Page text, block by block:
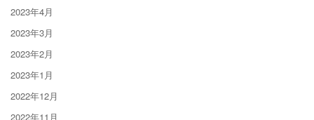
2023年4月
2023年3月
2023年2月
2023年1月
2022年12月
2022年11月